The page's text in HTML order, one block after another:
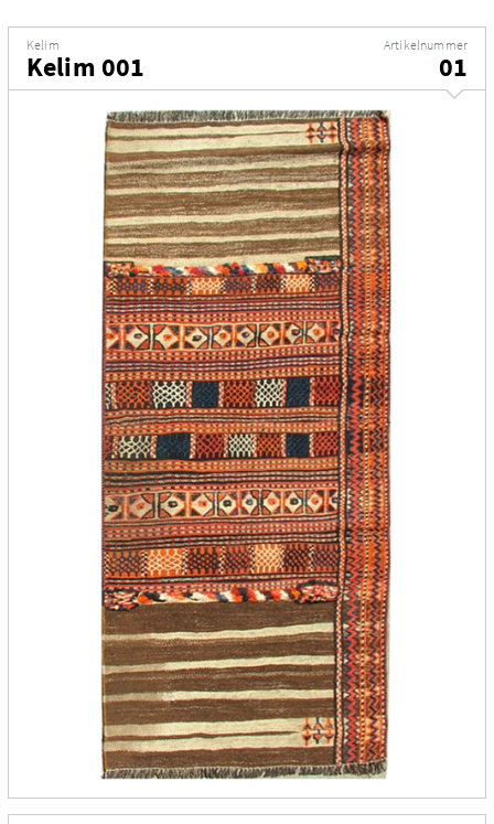
Kelim Artikelnummer
Kelim 001 01